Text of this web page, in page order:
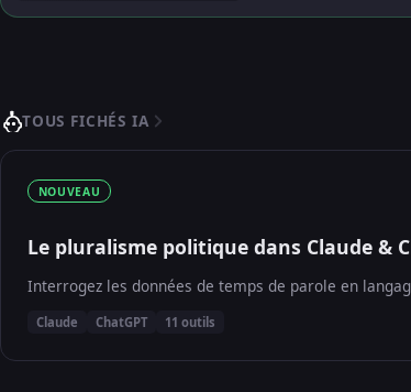
TOUS FICHÉS IA
NOUVEAU
Le pluralisme politique dans Claude &
Interrogez les données de temps de parole en
Claude ChatGPT 11 outils